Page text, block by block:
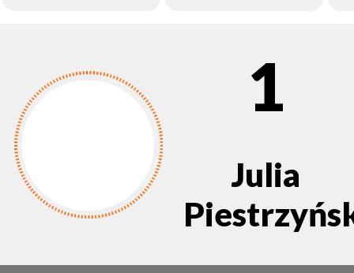
1
Julia